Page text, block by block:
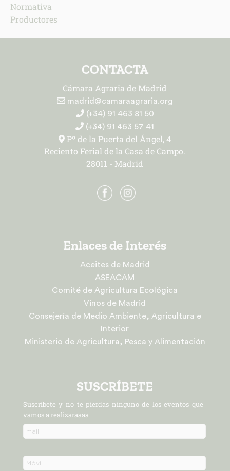
Normativa
Productores
CONTACTA
Cámara Agraria de Madrid
madrid@camaraagraria.org
(+34) 91 463 81 50
(+34) 91 463 57 41
Pº de la Puerta del Ángel, 4
Reciento Ferial de la Casa de Campo.
28011 - Madrid
Enlaces de Interés
Aceites de Madrid
ASEACAM
Comité de Agricultura Ecológica
Vinos de Madrid
Consejería de Medio Ambiente, Agricultura e
Interior
Ministerio de Agricultura, Pesca y Alimentación
SUSCRÍBETE
Suscríbete y no te pierdas ninguno de los eventos que
vamos a realizaraaaa